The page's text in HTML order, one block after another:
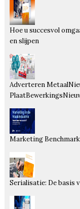
Hoe u succesvol
en slijpen
Adverteren
Marketing Benchmark
Serialisatie: De basis